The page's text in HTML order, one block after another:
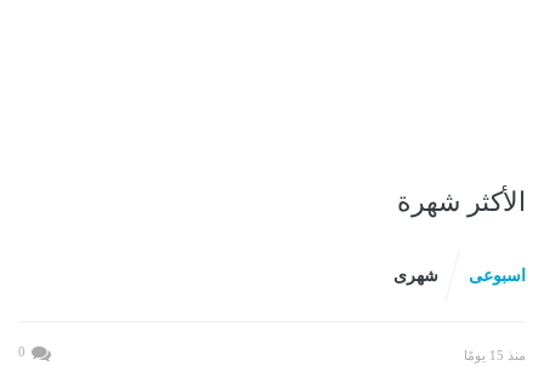
الأكثر شهرة
اسبوعى شهرى
منذ 15 يومًا 0